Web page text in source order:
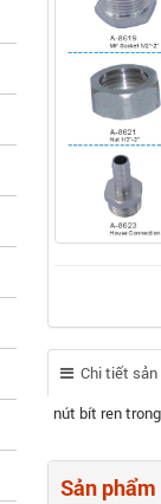
Chi tiết sản
nút bít ren
Sản